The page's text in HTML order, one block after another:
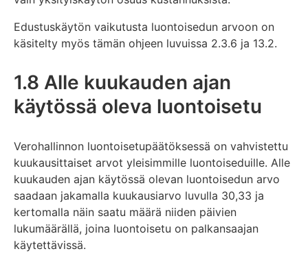
Edustuskäytön vaikutusta luontoisedun arvoon on
käsitelty myös tämän ohjeen luvuissa 2.3.6 ja 13.2.
1.8 Alle kuukauden ajan
käytössä oleva luontoisetu
Verohallinnon luontoisetupäätöksessä on vahvistettu
kuukausittaiset arvot yleisimmille luontoiseduille. Alle
kuukauden ajan käytössä olevan luontoisedun arvo
saadaan jakamalla kuukausiarvo luvulla 30,33 ja
kertomalla näin saatu määrä niiden päivien
lukumäärällä, joina luontoisetu on palkansaajan
käytettävissä.